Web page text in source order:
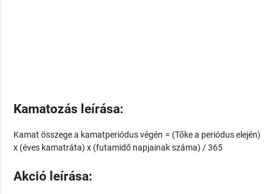
Kamatozás leírása:
Kamat összege a kamatperiódus végén = (Tőke a periódus elején)
x (éves kamatráta) x (futamidő napjainak száma) / 365
Akció leírása: